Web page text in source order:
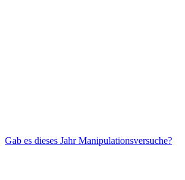
Gab es dieses Jahr Manipulationsversuche?